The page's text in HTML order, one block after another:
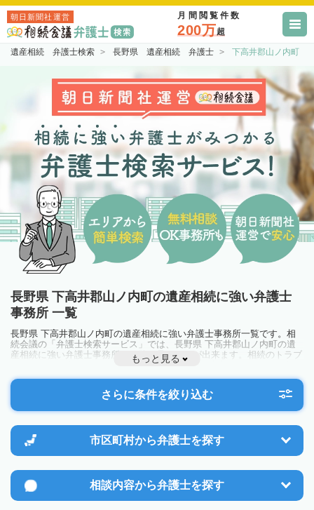
朝日新聞社運営 月間閲覧件数
200万超
遺産相続 弁護士検索 長野県 遺産相続 弁護士 下高井郡山ノ内町
長野県 下高井郡山ノ内町の遺産相続に強い弁護士
事務所 一覧
長野県 下高井郡山ノ内町の遺産相続に強い弁護士事務所一覧です。相
続会議の「弁護士検索サービス」では、長野県 下高井郡山ノ内町の遺
産相続に強い弁護士事務所を一覧で見ることが出来ます。相続のトラブ
ルやお悩みを抱えている方は一度近隣の弁護士に相談してみましょう。
もっと見る
さらに条件を絞り込む
市区町村から弁護士を探す
相談内容から弁護士を探す